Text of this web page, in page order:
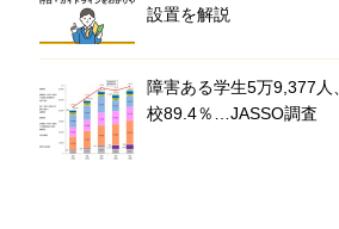
設置を解説
障害ある学生5万9,377人
校89.4％…JASSO調査